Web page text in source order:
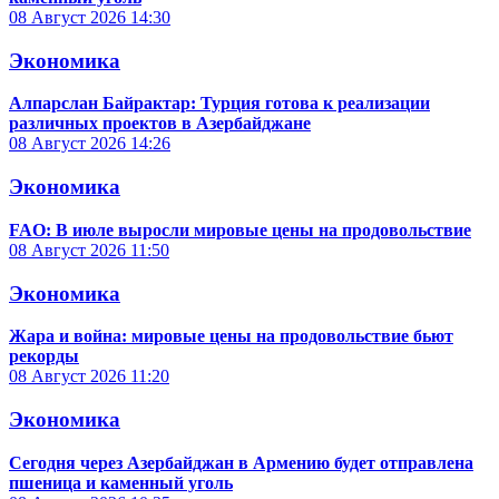
08 Август 2026 14:30
Экономика
Алпарслан Байрактар: Турция готова к реализации
различных проектов в Азербайджане
08 Август 2026 14:26
Экономика
FAO: В июле выросли мировые цены на продовольствие
08 Август 2026 11:50
Экономика
Жара и война: мировые цены на продовольствие бьют
рекорды
08 Август 2026 11:20
Экономика
Сегодня через Азербайджан в Армению будет отправлена
пшеница и каменный уголь